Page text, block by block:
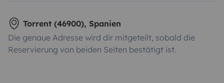
Torrent (46900), Spanien
Die genaue Adresse wird dir mitgeteilt, sobald die
Reservierung von beiden Seiten bestätigt ist.